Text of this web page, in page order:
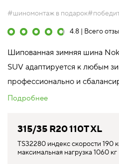
#шиномонтаж в подарок
4.8 | Всего
Шипованная зимняя шина
SUV адаптируется к любым
профессионально и
Подробнее
315/35 R20 110T XL
TS32280 индекс скорости 190
максимальная нагрузка 1060 кг